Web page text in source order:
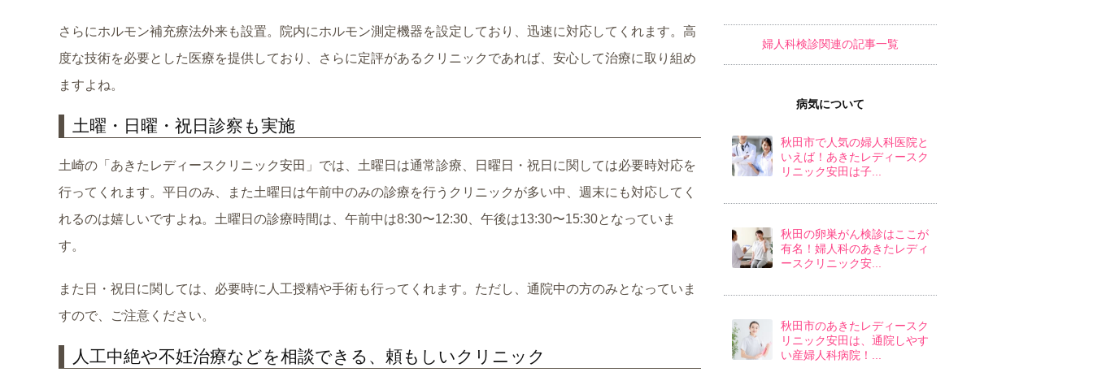
さらにホルモン補充療法外来も設置。院内にホルモン測定機器を設定しており、迅速に対応してくれます。高
度な技術を必要とした医療を提供しており、さらに定評があるクリニックであれば、安心して治療に取り組め
ますよね。
土曜・日曜・祝日診察も実施
土崎の「あきたレディースクリニック安田」では、土曜日は通常診療、日曜日・祝日に関しては必要時対応を
行ってくれます。平日のみ、また土曜日は午前中のみの診療を行うクリニックが多い中、週末にも対応してく
れるのは嬉しいですよね。土曜日の診療時間は、午前中は8:30〜12:30、午後は13:30〜15:30となっていま
す。
また日・祝日に関しては、必要時に人工授精や手術も行ってくれます。ただし、通院中の方のみとなっていま
すので、ご注意ください。
人工中絶や不妊治療などを相談できる、頼もしいクリニック
婦人科検診関連の記事一覧
病気について
秋田市で人気の婦人科医院と
いえば！あきたレディースク
リニック安田は子...
秋田の卵巣がん検診はここが
有名！婦人科のあきたレディ
ースクリニック安...
秋田市のあきたレディースク
リニック安田は、通院しやす
い産婦人科病院！...